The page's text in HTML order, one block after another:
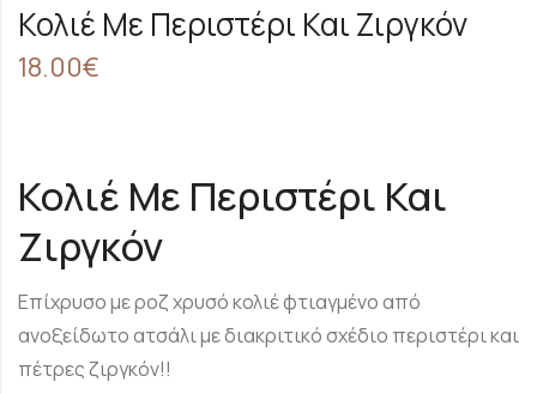
Κολιέ Με Περιστέρι Και Ζιργκόν
18.00€
Κολιέ Με Περιστέρι Και
Ζιργκόν
Επίχρυσο με ροζ χρυσό κολιέ φτιαγμένο από
ανοξείδωτο ατσάλι με διακριτικό σχέδιο περιστέρι και
πέτρες ζιργκόν!!